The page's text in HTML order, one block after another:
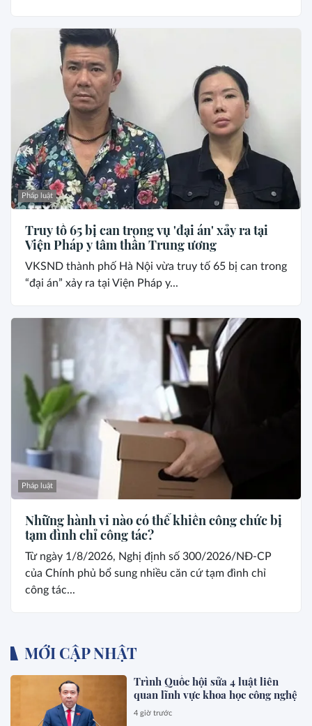
Pháp luật
Truy tố 65 bị can trong vụ 'đại án' xảy ra tại
Viện Pháp y tâm thần Trung ương
VKSND thành phố Hà Nội vừa truy tố 65 bị can trong
“đại án” xảy ra tại Viện Pháp y...
Pháp luật
Những hành vi nào có thể khiến công chức bị
tạm đình chỉ công tác?
Từ ngày 1/8/2026, Nghị định số 300/2026/NĐ-CP
của Chính phủ bổ sung nhiều căn cứ tạm đình chỉ
công tác...
MỚI CẬP NHẬT
Trình Quốc hội sửa 4 luật liên
quan lĩnh vực khoa học công nghệ
4 giờ trước